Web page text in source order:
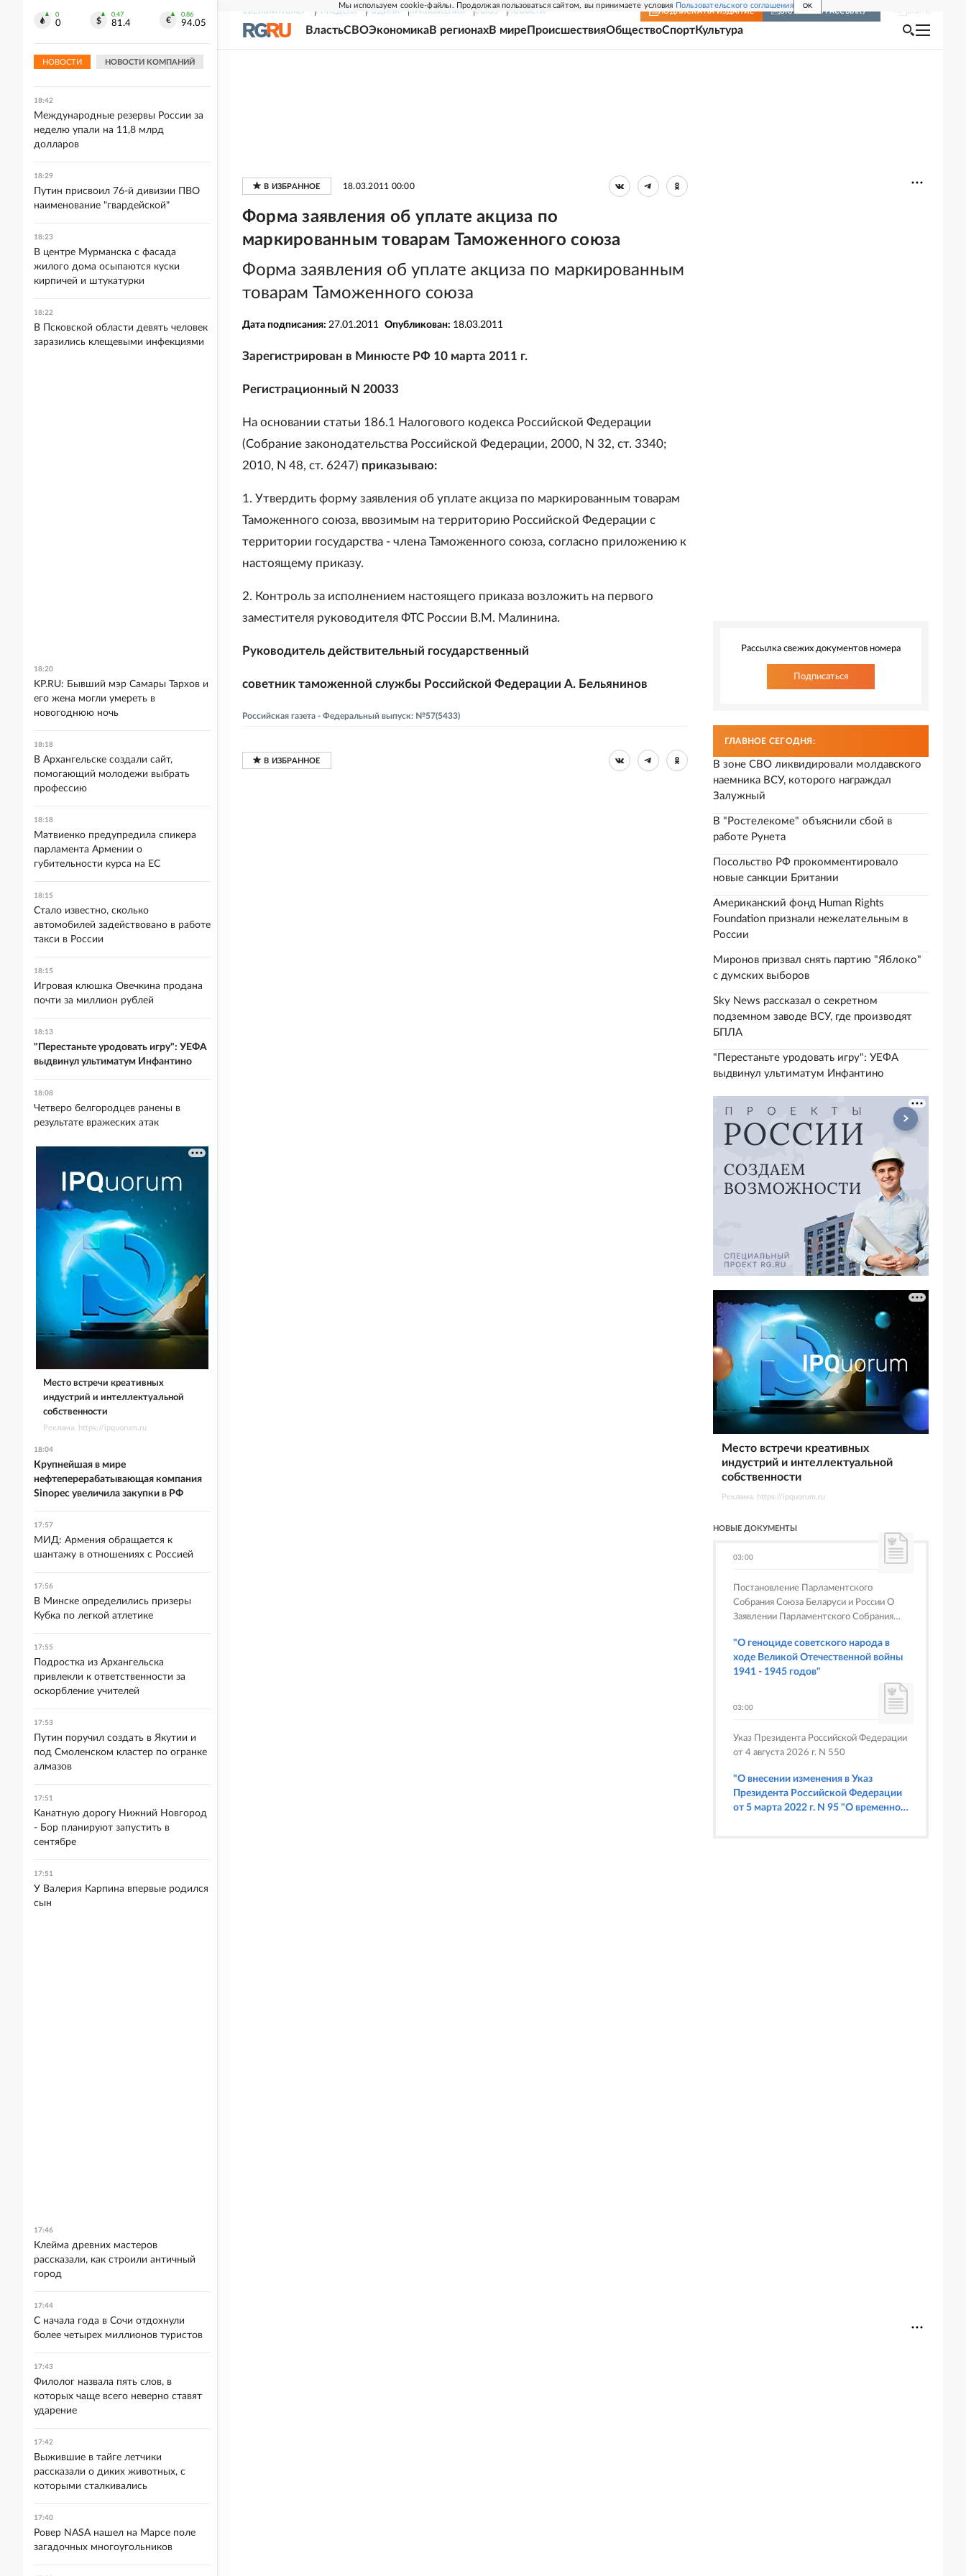
Мы используем cookie-файлы. Продолжая пользоваться сайтом, вы принимаете условия Пользовательского соглашения OK
СВЕЖИЙ НОМЕР РГ-НЕДЕЛЯ РОДИНА ПРИЛОЖЕНИЯ СОЮЗ НОВОСТИ ПОДПИСКА НА ИЗДАНИЕ ВКЛЮЧИТЬ РАССЫЛКУ
ВластьСВОЭкономикаВ регионахВ мире ПроисшествияОбществоСпортКультура
18.03.2011 00:00
Форма заявления об уплате акциза по
маркированным товарам Таможенного союза
Форма заявления об уплате акциза по маркированным
товарам Таможенного союза
Дата подписания: 27.01.2011 Опубликован: 18.03.2011
Зарегистрирован в Минюсте РФ 10 марта 2011 г.
Регистрационный N 20033
На основании статьи 186.1 Налогового кодекса Российской Федерации
(Собрание законодательства Российской Федерации, 2000, N 32, ст. 3340;
2010, N 48, ст. 6247) приказываю:
1. Утвердить форму заявления об уплате акциза по маркированным товарам
Таможенного союза, ввозимым на территорию Российской Федерации с
территории государства - члена Таможенного союза, согласно приложению к
настоящему приказу.
2. Контроль за исполнением настоящего приказа возложить на первого
заместителя руководителя ФТС России В.М. Малинина.
Руководитель действительный государственный
советник таможенной службы Российской Федерации А. Бельянинов
Российская газета - Федеральный выпуск: №57(5433)
Рассылка свежих документов номера
Подписаться
ГЛАВНОЕ СЕГОДНЯ:
В зоне СВО ликвидировали молдавского
наемника ВСУ, которого награждал
Залужный
В "Ростелекоме" объяснили сбой в
работе Рунета
Посольство РФ прокомментировало
новые санкции Британии
Американский фонд Human Rights
Foundation признали нежелательным в
России
Миронов призвал снять партию "Яблоко"
с думских выборов
Sky News рассказал о секретном
подземном заводе ВСУ, где производят
БПЛА
"Перестаньте уродовать игру": УЕФА
выдвинул ультиматум Инфантино
Место встречи креативных
индустрий и интеллектуальной
собственности
Реклама. https://ipquorum.ru
НОВЫЕ ДОКУМЕНТЫ
03:00
Постановление Парламентского
Собрания Союза Беларуси и России О
Заявлении Парламентского Собрания
"О геноциде советского народа в
ходе Великой Отечественной войны
1941 - 1945 годов"
03:00
Указ Президента Российской Федерации
от 4 августа 2026 г. N 550
"О внесении изменения в Указ
Президента Российской Федерации
от 5 марта 2022 г. N 95 "О временном
0
0
0.47
81.4
0.86
94.05
НОВОСТИ НОВОСТИ КОМПАНИЙ
18:44
фиктивно завышали показатели
мобилизации
18:42
Международные резервы России за
неделю упали на 11,8 млрд
долларов
18:29
Путин присвоил 76-й дивизии ПВО
наименование "гвардейской"
18:23
В центре Мурманска с фасада
жилого дома осыпаются куски
кирпичей и штукатурки
18:22
В Псковской области девять человек
заразились клещевыми инфекциями
18:20
KP.RU: Бывший мэр Самары Тархов и
его жена могли умереть в
новогоднюю ночь
18:18
В Архангельске создали сайт,
помогающий молодежи выбрать
профессию
18:18
Матвиенко предупредила спикера
парламента Армении о
губительности курса на ЕС
18:15
Стало известно, сколько
автомобилей задействовано в работе
такси в России
18:15
Игровая клюшка Овечкина продана
почти за миллион рублей
18:13
"Перестаньте уродовать игру": УЕФА
выдвинул ультиматум Инфантино
18:08
Четверо белгородцев ранены в
результате вражеских атак
Место встречи креативных
индустрий и интеллектуальной
собственности
Реклама. https://ipquorum.ru
18:04
Крупнейшая в мире
нефтеперерабатывающая компания
Sinopec увеличила закупки в РФ
17:57
МИД: Армения обращается к
шантажу в отношениях с Россией
17:56
В Минске определились призеры
Кубка по легкой атлетике
17:55
Подростка из Архангельска
привлекли к ответственности за
оскорбление учителей
17:53
Путин поручил создать в Якутии и
под Смоленском кластер по огранке
алмазов
17:51
Канатную дорогу Нижний Новгород
- Бор планируют запустить в
сентябре
17:51
У Валерия Карпина впервые родился
сын
17:46
Клейма древних мастеров
рассказали, как строили античный
город
17:44
С начала года в Сочи отдохнули
более четырех миллионов туристов
17:43
Филолог назвала пять слов, в
которых чаще всего неверно ставят
ударение
17:42
Выжившие в тайге летчики
рассказали о диких животных, с
которыми сталкивались
17:40
Ровер NASA нашел на Марсе поле
загадочных многоугольников